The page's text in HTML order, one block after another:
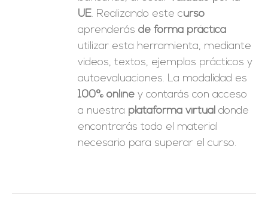
UE. Realizando este curso
aprenderásde forma práctica
utilizar esta herramienta, mediante
videos, textos, ejemplos prácticos y
autoevaluaciones. La modalidad es
100% online y contarás con acceso
a nuestra plataforma virtual donde
encontrarás todo el material
necesario para superar el curso.